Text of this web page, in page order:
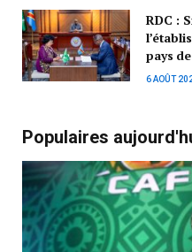
RDC :
pays de
6 AOÛT
Populaires